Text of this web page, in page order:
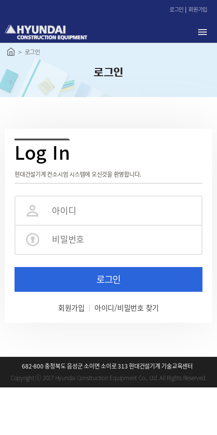
로
가
로그인 회원가입
로그인
로그인
Log In
현대건설기계 컨소시엄 시스템에 오신것을 환영합니다.
로그인
회원가입 아이디/비밀번호 찾기
682-800 충청북도 음성군 소이면 소이로 313 현대건설기계 기술교육센터
Copyright ⓒ 2017 Hyundai Construction Equipment Co., Ltd. All Rights Reserved.